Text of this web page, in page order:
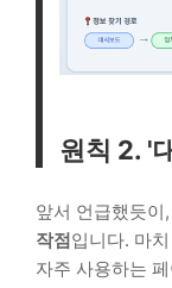
원칙 2. '
앞서 언급했듯이,
작점입니다. 마
자주 사용하는